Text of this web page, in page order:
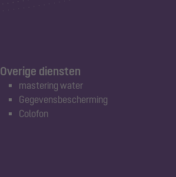
Overige diensten
mastering water
Gegevensbescherming
Colofon